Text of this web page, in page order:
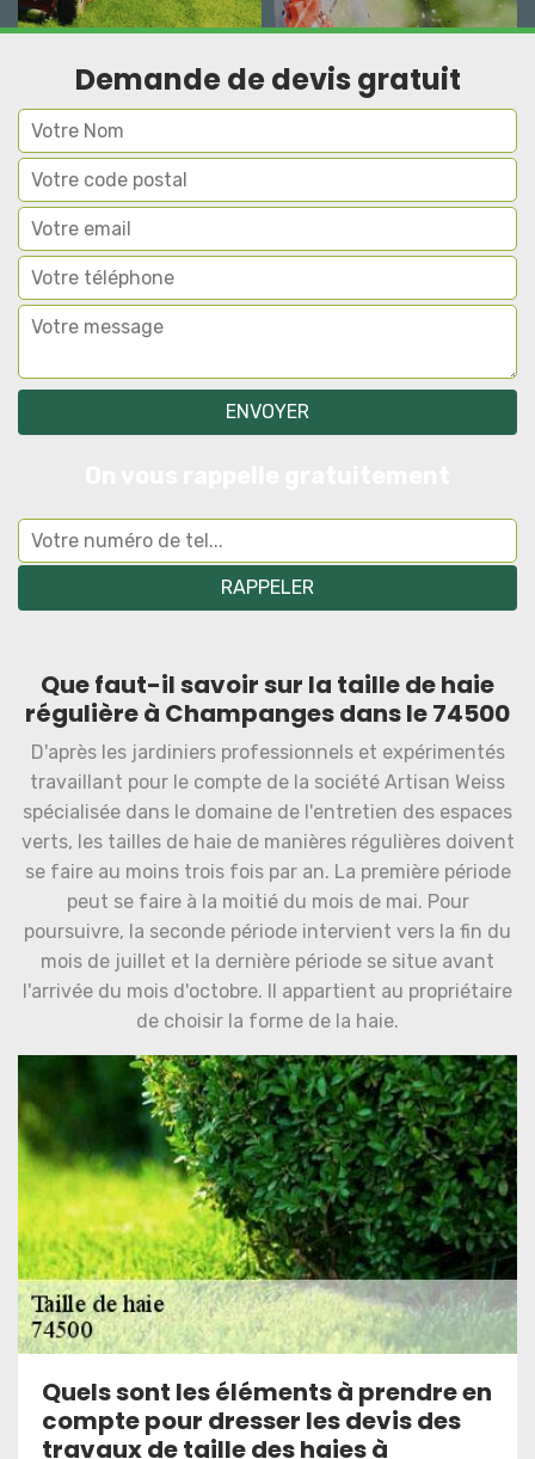
Demande de devis gratuit
Que faut-il savoir sur la taille de haie
régulière à Champanges dans le 74500
D'après les jardiniers professionnels et expérimentés
travaillant pour le compte de la société Artisan Weiss
spécialisée dans le domaine de l'entretien des espaces
verts, les tailles de haie de manières régulières doivent
se faire au moins trois fois par an. La première période
peut se faire à la moitié du mois de mai. Pour
poursuivre, la seconde période intervient vers la fin du
mois de juillet et la dernière période se situe avant
l'arrivée du mois d'octobre. Il appartient au propriétaire
de choisir la forme de la haie.
Quels sont les éléments à prendre en
compte pour dresser les devis des
travaux de taille des haies à